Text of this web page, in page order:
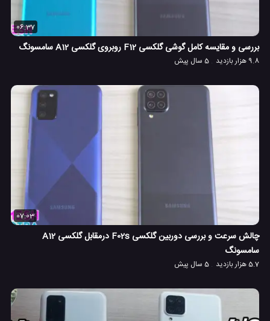
06:37
بررسی و مقایسه کامل گوشی گلکسی F12 روبروی گلکسی A12 سامسونگ
9.8 هزار بازدید 5 سال پیش
07:03
چالش سرعت و بررسی دوربین گلکسی F02s درمقابل گلکسی A12
سامسونگ
5.7 هزار بازدید 5 سال پیش